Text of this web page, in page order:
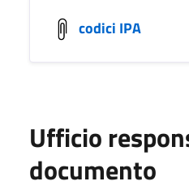
codici IPA
Ufficio
documento